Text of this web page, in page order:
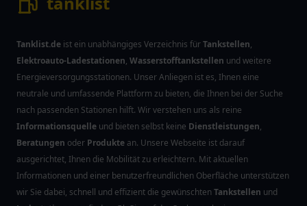
Tanklist.de ist ein unabhängiges Verzeichnis fürTankstellen,
Elektroauto-Ladestationen, Wasserstofftankstellen und weitere
Energieversorgungsstationen. Unser Anliegen ist es, Ihnen eine
neutrale und umfassende Plattform zu bieten, die Ihnen bei der Suche
nach passenden Stationen hilft. Wir verstehen uns als reine
Informationsquelle und bieten selbst keine Dienstleistungen,
Beratungen oder Produkte an. Unsere Webseite ist darauf
ausgerichtet, Ihnen die Mobilität zu erleichtern. Mit aktuellen
Informationen und einer benutzerfreundlichen Oberfläche unterstützen
wir Sie dabei, schnell und effizient die gewünschtenTankstellen und